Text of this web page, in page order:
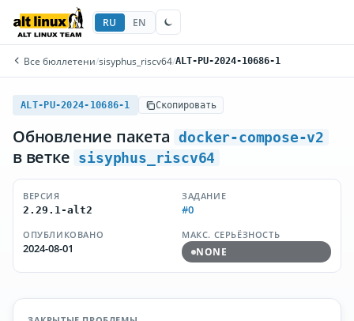
RU EN
Все бюллетени/sisyphus_riscv64/ALT-PU-2024-10686-1
ALT-PU-2024-10686-1 Скопировать
Обновление пакета docker-compose-v2
в ветке sisyphus_riscv64
ВЕРСИЯ
2.29.1-alt2
ЗАДАНИЕ
#0
ОПУБЛИКОВАНО
2024-08-01
МАКС. СЕРЬЁЗНОСТЬ
NONE